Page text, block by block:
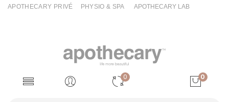
APOTHECARY PRIVÉ PHYSIO & SPA APOTHECARY LAB
0 0